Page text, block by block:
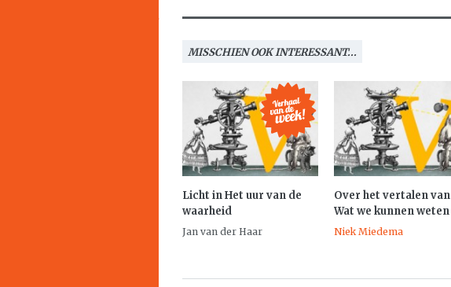
MISSCHIEN OOK INTERESSANT...
Licht inHet uur van de
waarheid
Jan van der Haar
Over het vertalen van
Wat we kunnen weten
Niek Miedema